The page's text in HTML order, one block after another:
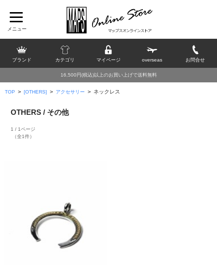
ブランド カテゴリ マイページ overseas お問合せ
16,500円(税込)以上のお買い上げで送料無料
TOP > [OTHERS] > アクセサリー > ネックレス
OTHERS / その他
1 / 1ページ
（全1件）